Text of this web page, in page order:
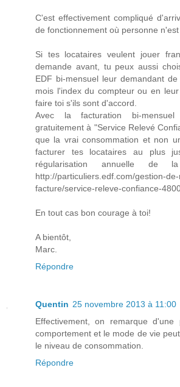
C'est effectivement compliqué
de fonctionnement où personne n'est
Si tes locataires veulent jouer
demande avant, tu peux aussi
EDF bi-mensuel leur demandant
mois l'index du compteur ou en
faire toi s'ils sont d'accord.
Avec la facturation bi-
gratuitement à "Service Relevé
que la vrai consommation et non
facturer tes locataires au plus
régularisation annuelle de
http://particuliers.edf.com/gestion-
facture/service-releve-confiance-
En tout cas bon courage à toi!
A bientôt,
Marc.
Répondre
Quentin 25 novembre 2013 à 11:00
Effectivement, on remarque
comportement et le mode de vie
le niveau de consommation.
Répondre